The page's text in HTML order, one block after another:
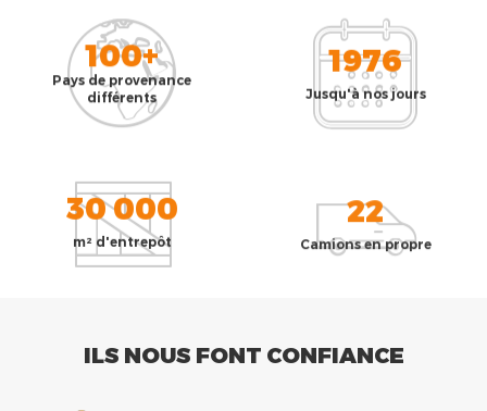
100+
Pays de provenance
différents
1976
Jusqu'à nos jours
30 000
m² d'entrepôt
22
Camions en propre
ILS NOUS FONT CONFIANCE